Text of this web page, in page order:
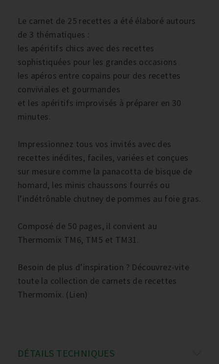
Le carnet de 25 recettes a été élaboré autours
de 3 thématiques :
les apéritifs chics avec des recettes
sophistiquées pour les grandes occasions
les apéros entre copains pour des recettes
conviviales et gourmandes
et les apéritifs improvisés à préparer en 30
minutes.
Impressionnez tous vos invités avec des
recettes inédites, faciles, variées et conçues
sur mesure comme la panacotta de bisque de
homard, les minis chaussons fourrés ou
l’indétrônable chutney de pommes au foie gras.
Composé de 50 pages, il convient au
Thermomix TM6, TM5 et TM31.
Besoin de plus d’inspiration ? Découvrez-vite
toute la collection de carnets de recettes
Thermomix. (Lien)
DÉTAILS TECHNIQUES